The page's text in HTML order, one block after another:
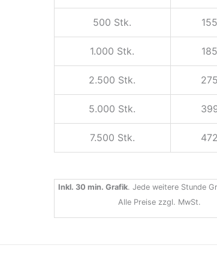
500 Stk.
1.000 Stk.
2.500 Stk.
5.000 Stk.
7.500 Stk.
Inkl. 30 min. Grafik. Jede weitere Stunde
Alle Preise zzgl. MwSt.